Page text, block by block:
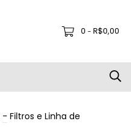
0 - R$0,00
- Filtros e Linha de